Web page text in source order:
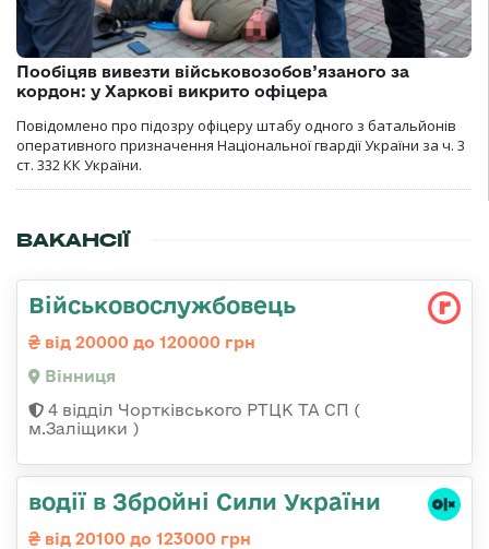
Пообіцяв вивезти військовозобов’язаного за
кордон: у Харкові викрито офіцера
Повідомлено про підозру офіцеру штабу одного з батальйонів
оперативного призначення Національної гвардії України за ч. 3
ст. 332 КК України.
ВАКАНСІЇ
Військовослужбовець
від 20000 до 120000 грн
Вінниця
4 відділ Чортківського РТЦК ТА СП (
м.Заліщики )
водії в Збройні Сили України
від 20100 до 123000 грн